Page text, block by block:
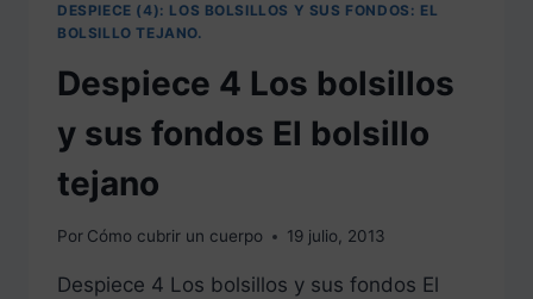
DESPIECE (4): LOS BOLSILLOS Y SUS FONDOS: EL
BOLSILLO TEJANO.
Despiece 4 Los bolsillos
y sus fondos El bolsillo
tejano
Por Cómo cubrir un cuerpo 19 julio, 2013
Despiece 4 Los bolsillos y sus fondos El